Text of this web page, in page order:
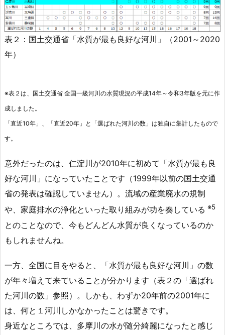
表２：国土交通省「水質が最も良好な河川」（2001～2020
年）
※表２は、国土交通省 全国一級河川の水質現況の平成14年～令和3年版を元に作
成しました。
「直近10年」、「直近20年」と「選ばれた河川の数」は独自に集計したもので
す。
意外だったのは、仁淀川が2010年に初めて「水質が最も良
好な河川」になっていたことです（1999年以前の国土交通
省の発表は確認していません）。流域の産業廃水の規制
や、家庭排水の浄化といった取り組みが功を奏している ※5
とのことなので、今もどんどん水質が良くなっているのか
もしれませんね。
一方、全国に目をやると、「水質が最も良好な河川」の数
が年々増えて来ていることが分かります（表２の「選ばれ
た河川の数」参照）。しかも、わずか20年前の2001年に
は、何と１河川しかなかったことは驚きです。
身近なところでは、多摩川の水が随分綺麗になったと感じ